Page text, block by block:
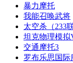
暴力摩托
我能召唤武将
太空杀（233
坦克物理模拟
交通摩托3
罗布乐思国际